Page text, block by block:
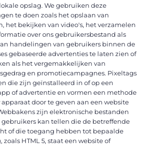
opslag. We gebruiken deze
te doen zoals het opslaan van
het bekijken van video's, het verzamelen
over ons gebruikersbestand als
handelingen van gebruikers binnen de
gebaseerde advertenties te laten zien of
als het vergemakkelijken van
en promotiecampagnes. Pixeltags
die zijn geïnstalleerd in of op een
of advertentie en vormen een methode
door te geven aan een website
zijn elektronische bestanden
kan tellen die de betreffende
of die toegang hebben tot bepaalde
zoals HTML 5, staat een website of